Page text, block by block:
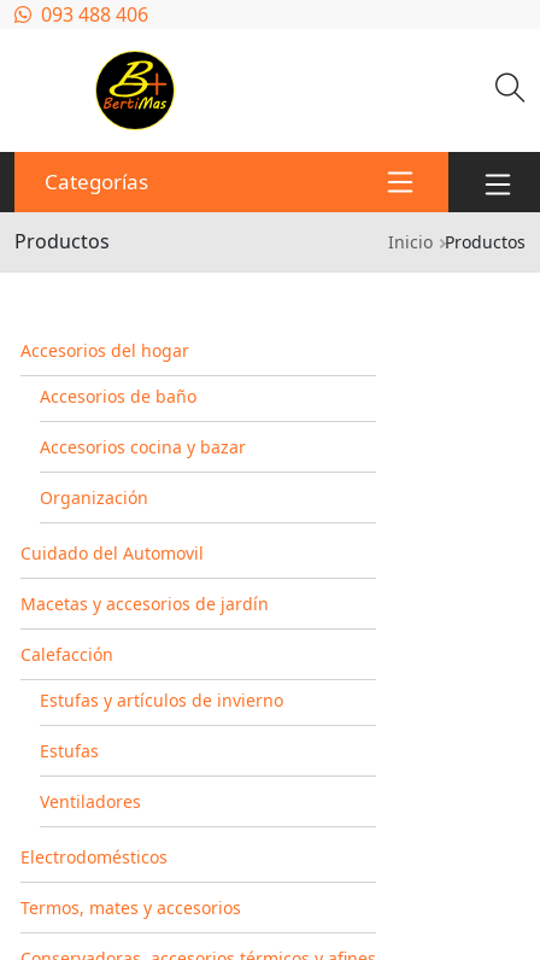
Pasar al contenido principal
093 488 406
Categorías
Productos Ruta de
Inicio Productos
Accesorios del hogar
Accesorios de baño
Accesorios cocina y bazar
Organización
Cuidado del Automovil
Macetas y accesorios de jardín
Calefacción
Estufas y artículos de invierno
Estufas
Ventiladores
Electrodomésticos
Termos, mates y accesorios